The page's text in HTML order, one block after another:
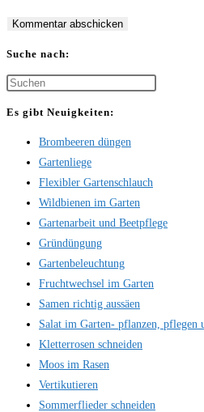
Kommentieren
zum
ein
ein
Suche nach:
Es gibt Neuigkeiten:
Brombeeren düngen
Gartenliege
Flexibler Gartenschlauch
Wildbienen im Garten
Gartenarbeit und Beetpflege
Gründüngung
Gartenbeleuchtung
Fruchtwechsel im Garten
Samen richtig aussäen
Salat im Garten- pflanzen, pflegen
Kletterrosen schneiden
Moos im Rasen
Vertikutieren
Sommerflieder schneiden